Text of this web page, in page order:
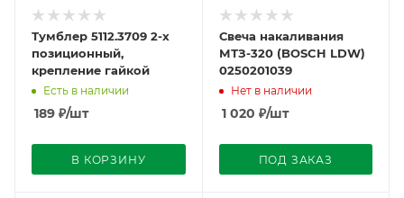
Тумблер 5112.3709 2-х
позиционный,
крепление гайкой
Есть в наличии
189 ₽/шт
В КОРЗИНУ
Свеча накаливания
МТЗ-320 (BOSCH LDW)
0250201039
Нет в наличии
1 020 ₽/шт
ПОД ЗАКАЗ